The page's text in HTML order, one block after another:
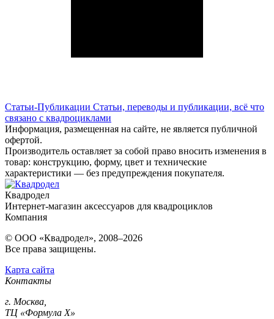
Статьи-Публикации Статьи, переводы и публикации, всё что
связано с квадроциклами
Информация, размещенная на сайте, не является публичной
офертой.
Производитель оставляет за собой право вносить изменения в
товар: конструкцию, форму, цвет и технические
характеристики — без предупреждения покупателя.
Квадродел
Интернет-магазин аксессуаров для квадроциклов
Компания
© ООО «Квадродел», 2008–2026
Все права защищены.
Карта сайта
Контакты
г. Москва,
ТЦ «Формула Х»